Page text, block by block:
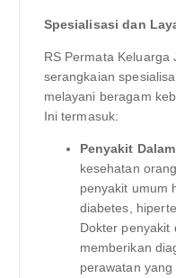
Spesialisasi dan
RS Permata Keluarga
serangkaian
melayani beragam
Ini termasuk:
Penyakit
kesehatan
penyakit umum
diabetes,
Dokter penyakit
memberikan
perawatan